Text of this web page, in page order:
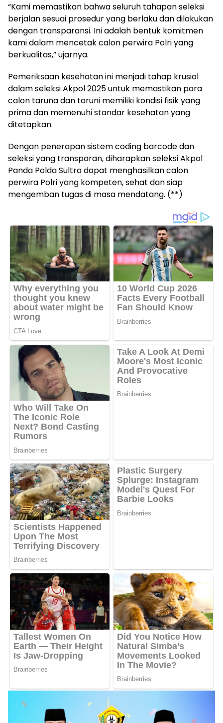
“Kami memastikan bahwa seluruh tahapan seleksi
berjalan sesuai prosedur yang berlaku dan dilakukan
dengan transparansi. Ini adalah bentuk komitmen
kami dalam mencetak calon perwira Polri yang
berkualitas,” ujarnya.
Pemeriksaan kesehatan ini menjadi tahap krusial
dalam seleksi Akpol 2025 untuk memastikan para
calon taruna dan taruni memiliki kondisi fisik yang
prima dan memenuhi standar kesehatan yang
ditetapkan.
Dengan penerapan sistem coding barcode dan
seleksi yang transparan, diharapkan seleksi Akpol
Panda Polda Sultra dapat menghasilkan calon
perwira Polri yang kompeten, sehat dan siap
mengemban tugas di masa mendatang. (**)